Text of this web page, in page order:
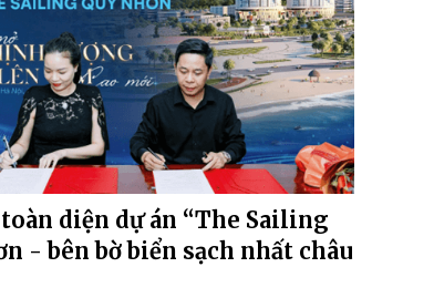
diện dự án “The Sailing
- bên bờ biển sạch nhất châu